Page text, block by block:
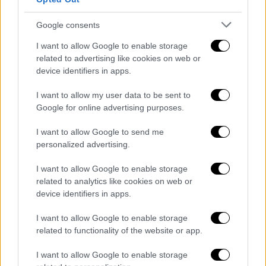
Google consents
I want to allow Google to enable storage
related to advertising like cookies on web or
device identifiers in apps.
I want to allow my user data to be sent to
Google for online advertising purposes.
I want to allow Google to send me
personalized advertising.
I want to allow Google to enable storage
related to analytics like cookies on web or
device identifiers in apps.
I want to allow Google to enable storage
related to functionality of the website or app.
I want to allow Google to enable storage
Μητσοτάκης στη Ρόδο/INTIME
Πρωθυπουργόςεπισκέφθηκε στη συνέχεια
υπουργών, του Περιφερειάρχη, των
βουλευτών και του προέδρου του Λιμενικού
Ταμείου Δωδεκανήσου
ενημερώθηκε αναλυτικά για το σχέδιο
αξιοποίησης και αναβάθμισης του λιμένα.
Κατά την παρουσίαση δόθηκε ιδιαίτερη